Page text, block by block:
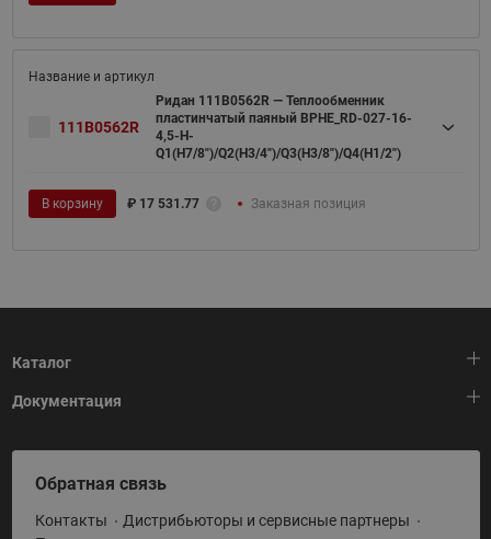
111B0562R
Ридан 111B0562R — Теплообменник
пластинчатый паяный BPHE_RD-027-16-
4,5-H-
Q1(H7/8")/Q2(H3/4")/Q3(H3/8")/Q4(H1/2")
В корзину ₽ 17 531.77 Заказная позиция
Каталог
Тепловая автоматика
Холодильная техника
Приводная техника
Промышленная автоматика
Документация
HeatPlatform (Тепловая платформа)
Полезные программы и инструменты
Условия поставки
Обратная связь
Контакты
Дистрибьюторы и сервисные партнеры